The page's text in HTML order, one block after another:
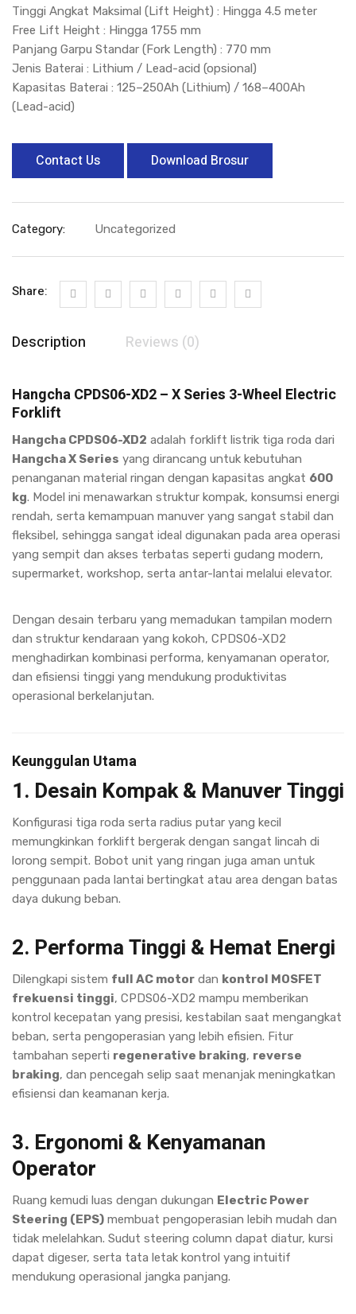
Tinggi Angkat Maksimal (Lift Height) : Hingga 4.5 meter
Free Lift Height : Hingga 1755 mm
Panjang Garpu Standar (Fork Length) : 770 mm
Jenis Baterai : Lithium / Lead-acid (opsional)
Kapasitas Baterai : 125–250Ah (Lithium) / 168–400Ah
(Lead-acid)
Contact Us Download Brosur
Category: Uncategorized
Share:
Description Reviews (0)
Hangcha CPDS06-XD2 – X Series 3-Wheel Electric
Forklift
Hangcha CPDS06-XD2 adalah forklift listrik tiga roda dari
Hangcha X Series yang dirancang untuk kebutuhan
penanganan material ringan dengan kapasitas angkat 600
kg. Model ini menawarkan struktur kompak, konsumsi energi
rendah, serta kemampuan manuver yang sangat stabil dan
fleksibel, sehingga sangat ideal digunakan pada area operasi
yang sempit dan akses terbatas seperti gudang modern,
supermarket, workshop, serta antar-lantai melalui elevator.
Dengan desain terbaru yang memadukan tampilan modern
dan struktur kendaraan yang kokoh, CPDS06-XD2
menghadirkan kombinasi performa, kenyamanan operator,
dan efisiensi tinggi yang mendukung produktivitas
operasional berkelanjutan.
Keunggulan Utama
1. Desain Kompak & Manuver Tinggi
Konfigurasi tiga roda serta radius putar yang kecil
memungkinkan forklift bergerak dengan sangat lincah di
lorong sempit. Bobot unit yang ringan juga aman untuk
penggunaan pada lantai bertingkat atau area dengan batas
daya dukung beban.
2. Performa Tinggi & Hemat Energi
Dilengkapi sistem full AC motor dan kontrol MOSFET
frekuensi tinggi, CPDS06-XD2 mampu memberikan
kontrol kecepatan yang presisi, kestabilan saat mengangkat
beban, serta pengoperasian yang lebih efisien. Fitur
tambahan seperti regenerative braking, reverse
braking, dan pencegah selip saat menanjak meningkatkan
efisiensi dan keamanan kerja.
3. Ergonomi & Kenyamanan
Operator
Ruang kemudi luas dengan dukungan Electric Power
Steering (EPS) membuat pengoperasian lebih mudah dan
tidak melelahkan. Sudut steering column dapat diatur, kursi
dapat digeser, serta tata letak kontrol yang intuitif
mendukung operasional jangka panjang.